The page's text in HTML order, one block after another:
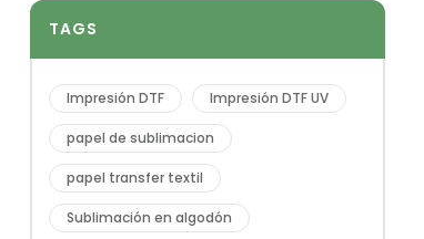
TAGS
Impresión DTF Impresión DTF UV
papel de sublimacion
papel transfer textil
Sublimación en algodón